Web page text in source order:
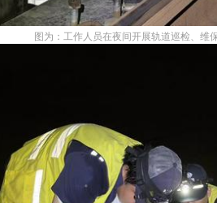
图为：工作人员在夜间开展轨道巡检、维